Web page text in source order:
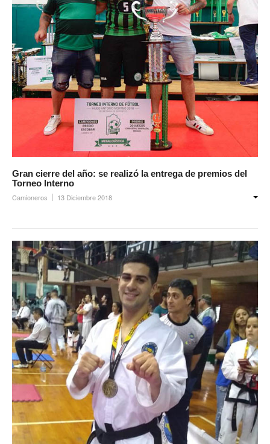
Gran cierre del año: se realizó la entrega de premios del
Torneo Interno
Camioneros 13 Diciembre 2018